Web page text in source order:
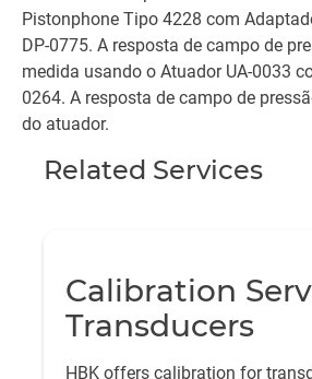
Pistonphone Tipo 4228 com
DP-0775. A resposta de campo de
medida usando o Atuador UA-0033
0264. A resposta de campo de
do atuador.
Related Services
Calibration
Transducers
HBK offers calibration for